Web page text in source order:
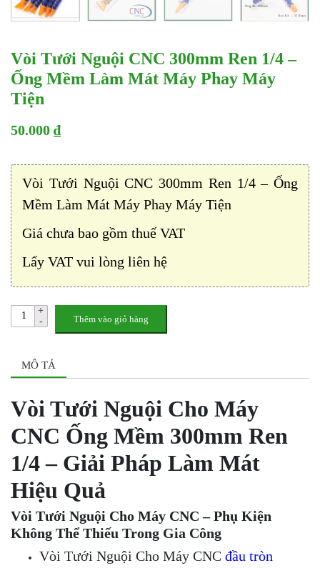
Vòi Tưới Nguội CNC 300mm Ren 1/4 –
Ống Mềm Làm Mát Máy Phay Máy
Tiện
50.000 ₫
Vòi Tưới Nguội CNC 300mm Ren 1/4 – Ống
Mềm Làm Mát Máy Phay Máy Tiện
Giá chưa bao gồm thuế VAT
Lấy VAT vui lòng liên hệ
Thêm vào giỏ hàng
MÔ TẢ
Vòi Tưới Nguội Cho Máy
CNC Ống Mềm 300mm Ren
1/4 – Giải Pháp Làm Mát
Hiệu Quả
Vòi Tưới Nguội Cho Máy CNC – Phụ Kiện
Không Thể Thiếu Trong Gia Công
Vòi Tưới Nguội Cho Máy CNC đầu tròn